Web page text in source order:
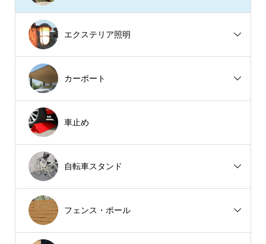
エクステリア照明
カーポート
車止め
自転車スタンド
フェンス・ポール